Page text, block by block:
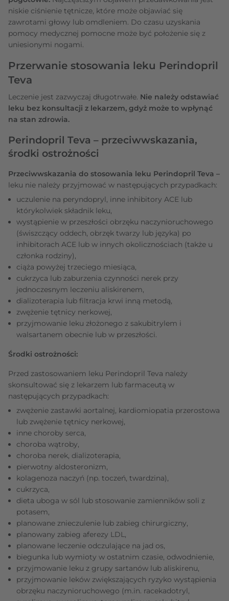
niskie ciśnienie tętnicze, które może objawiać się
zawrotami głowy lub omdleniem. Do czasu uzyskania
pomocy medycznej pomocne może być położenie się z
uniesionymi nogami.
Przerwanie stosowania leku Perindopril
Teva
Leczenie jest zazwyczaj długotrwałe. Nie należy odstawiać
leku bez konsultacji z lekarzem, gdyż może to wpłynąć
na stan zdrowia.
Perindopril Teva – przeciwwskazania,
środki ostrożności
Przeciwwskazania do stosowania leku Perindopril Teva –
leku nie należy przyjmować w następujących przypadkach:
uczulenie na peryndopryl, inne inhibitory ACE lub
którykolwiek składnik leku,
wystąpienie w przeszłości obrzęku naczynioruchowego
(świszczący oddech, obrzęk twarzy lub języka) po
inhibitorach ACE lub w innych okolicznościach (także u
członka rodziny),
ciąża powyżej trzeciego miesiąca,
cukrzyca lub zaburzenia czynności nerek przy
jednoczesnym leczeniu aliskirenem,
dializoterapia lub filtracja krwi inną metodą,
zwężenie tętnicy nerkowej,
przyjmowanie leku złożonego z sakubitrylem i
walsartanem obecnie lub w przeszłości.
Środki ostrożności:
Przed zastosowaniem leku Perindopril Teva należy
skonsultować się z lekarzem lub farmaceutą w
następujących przypadkach:
zwężenie zastawki aortalnej, kardiomiopatia przerostowa
lub zwężenie tętnicy nerkowej,
inne choroby serca,
choroba wątroby,
choroba nerek, dializoterapia,
pierwotny aldosteronizm,
kolagenoza naczyń (np. toczeń, twardzina),
cukrzyca,
dieta uboga w sól lub stosowanie zamienników soli z
potasem,
planowane znieczulenie lub zabieg chirurgiczny,
planowany zabieg aferezy LDL,
planowane leczenie odczulające na jad os,
biegunka lub wymioty w ostatnim czasie, odwodnienie,
przyjmowanie leku z grupy sartanów lub aliskirenu,
przyjmowanie leków zwiększających ryzyko wystąpienia
obrzęku naczynioruchowego (m.in. racekadotryl,